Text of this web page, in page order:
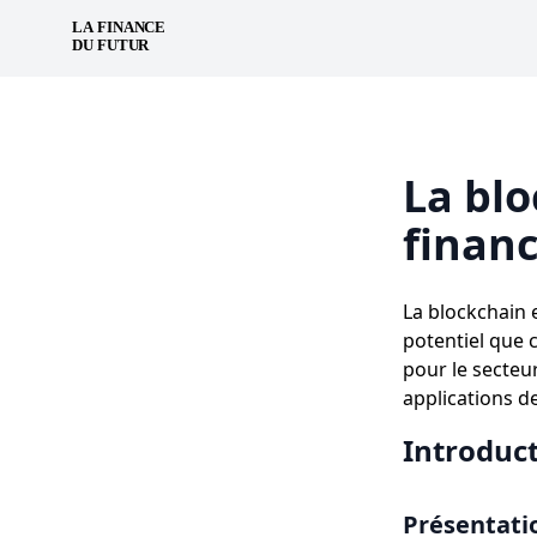
La
La blockchain
potentiel que
pour le
applications